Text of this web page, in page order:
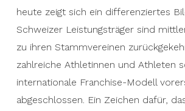
heute zeigt sich ein differenziertes
Schweizer Leistungsträger sind
zu ihren Stammvereinen
zahlreiche Athletinnen und Athleten
internationale Franchise-Modell
abgeschlossen. Ein Zeichen dafür,